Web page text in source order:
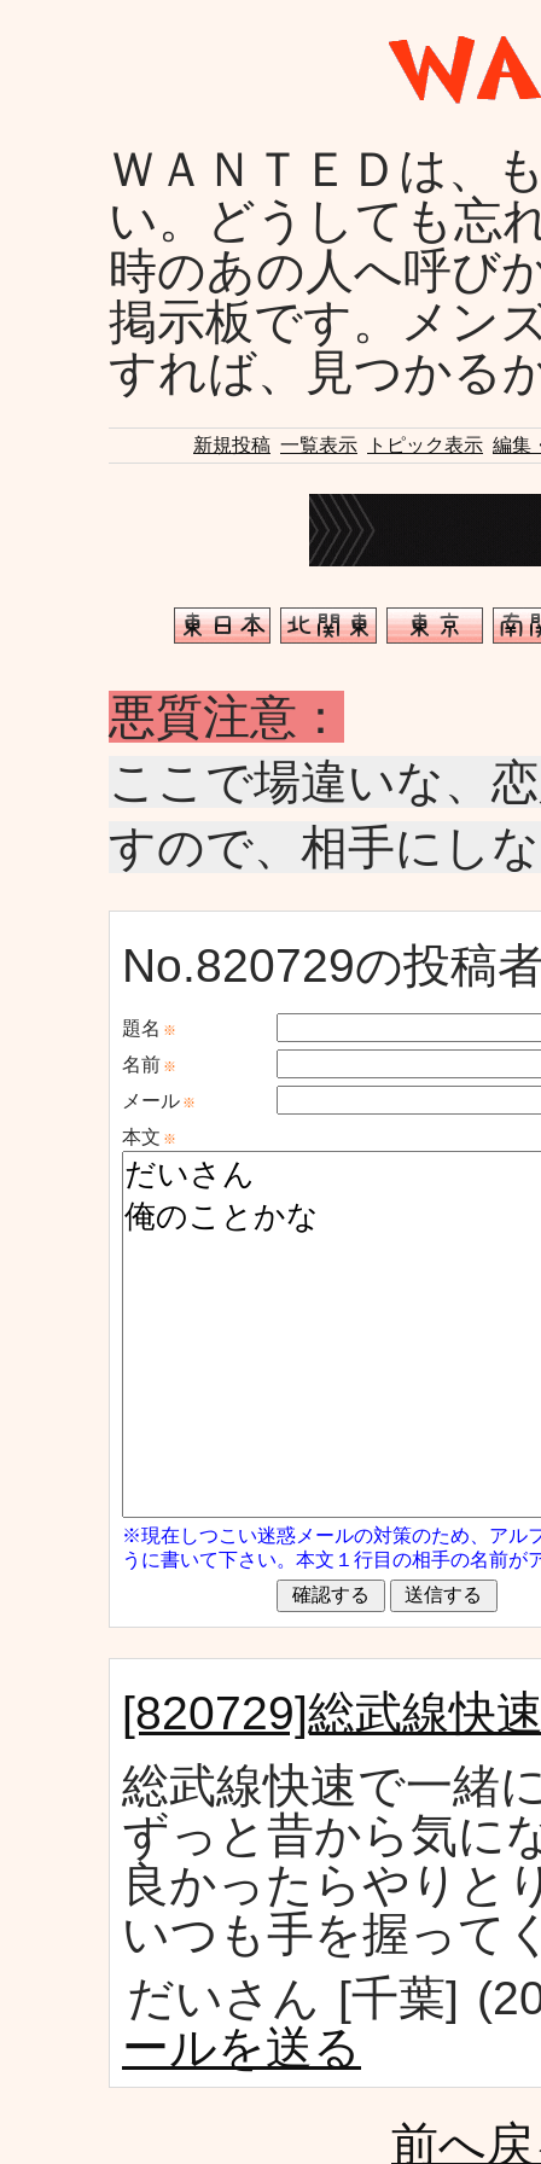
ＷＡＮＴＥＤは、
い。どうしても忘
時のあの人へ呼び
掲示板です。メン
すれば、見つかる
新規投稿 一覧表示 トピック表示 編集
悪質注意：
ここで場違いな、
すので、相手にし
No.820729の投稿
題名 ※
名前 ※
メール ※
本文 ※
※現在しつこい迷惑メールの対策のため、アル
うに書いて下さい。本文１行目の相手の名前
[820729]総武線快
総武線快速で一緒
ずっと昔から気に
良かったらやりと
いつも手を握って
だいさん [千葉]
ールを送る
前へ